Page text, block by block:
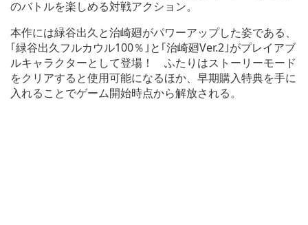
のバトルを楽しめる対戦アクション。
本作には緑谷出久と治崎廻がパワーアップした姿である、
｢緑谷出久フルカウル100％｣と｢治崎廻Ver.2｣がプレイアブ
ルキャラクターとして登場！ ふたりはストーリーモード
をクリアすると使用可能になるほか、早期購入特典を手に
入れることでゲーム開始時点から解放される。